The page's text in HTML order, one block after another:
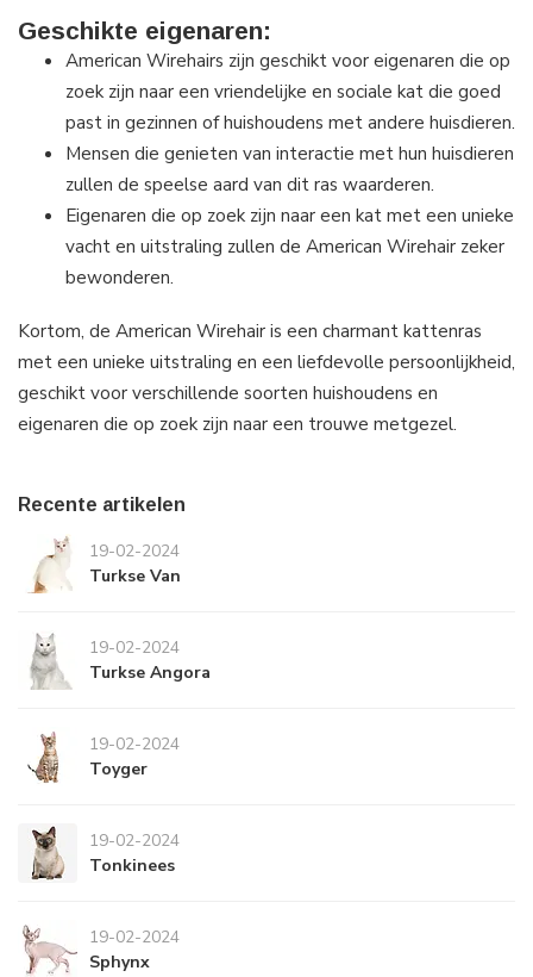
Geschikte eigenaren:
American Wirehairs zijn geschikt voor eigenaren die op
zoek zijn naar een vriendelijke en sociale kat die goed
past in gezinnen of huishoudens met andere huisdieren.
Mensen die genieten van interactie met hun huisdieren
zullen de speelse aard van dit ras waarderen.
Eigenaren die op zoek zijn naar een kat met een unieke
vacht en uitstraling zullen de American Wirehair zeker
bewonderen.
Kortom, de American Wirehair is een charmant kattenras
met een unieke uitstraling en een liefdevolle persoonlijkheid,
geschikt voor verschillende soorten huishoudens en
eigenaren die op zoek zijn naar een trouwe metgezel.
Recente artikelen
19-02-2024
Turkse Van
19-02-2024
Turkse Angora
19-02-2024
Toyger
19-02-2024
Tonkinees
19-02-2024
Sphynx